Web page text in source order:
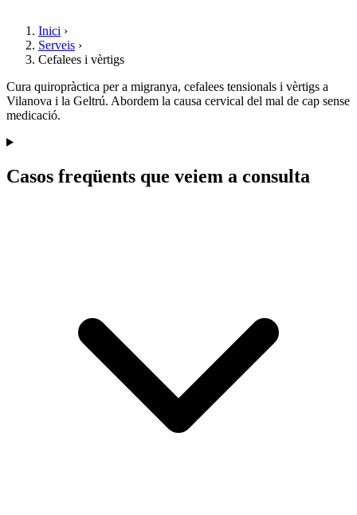
Inici ›
Serveis ›
Cefalees i vèrtigs
Cura quiropràctica per a migranya, cefalees tensionals i vèrtigs a
Vilanova i la Geltrú. Abordem la causa cervical del mal de cap sense
medicació.
Casos freqüents que veiem a consulta